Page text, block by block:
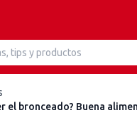
el bronceado? Buena